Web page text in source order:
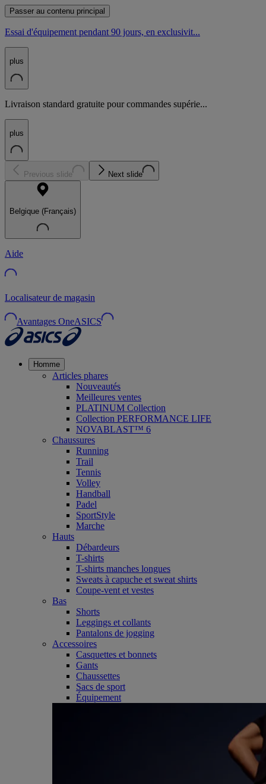
Passer au contenu principal
Essai d'équipement pendant 90 jours, en exclusivit...
plus
Livraison standard gratuite pour commandes supérie...
plus
Previous slide Next slide
Belgique (Français)
Aide
Localisateur de magasin
Avantages OneASICS
Homme
Articles phares
Nouveautés
Meilleures ventes
PLATINUM Collection
Collection PERFORMANCE LIFE
NOVABLAST™ 6
Chaussures
Running
Trail
Tennis
Volley
Handball
Padel
SportStyle
Marche
Hauts
Débardeurs
T-shirts
T-shirts manches longues
Sweats à capuche et sweat shirts
Coupe-vent et vestes
Bas
Shorts
Leggings et collants
Pantalons de jogging
Accessoires
Casquettes et bonnets
Gants
Chaussettes
Sacs de sport
Équipement